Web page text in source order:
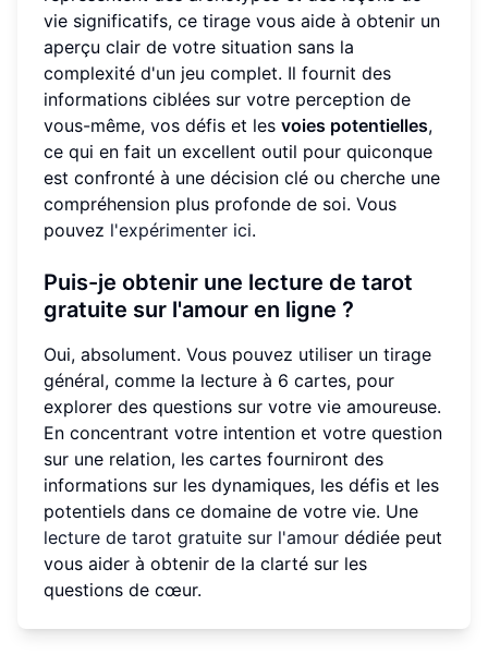
vie significatifs, ce tirage vous aide à obtenir un
aperçu clair de votre situation sans la
complexité d'un jeu complet. Il fournit des
informations ciblées sur votre perception de
vous-même, vos défis et les voies potentielles,
ce qui en fait un excellent outil pour quiconque
est confronté à une décision clé ou cherche une
compréhension plus profonde de soi. Vous
pouvez l'expérimenter ici.
Puis-je obtenir une lecture de tarot
gratuite sur l'amour en ligne ?
Oui, absolument. Vous pouvez utiliser un tirage
général, comme la lecture à 6 cartes, pour
explorer des questions sur votre vie amoureuse.
En concentrant votre intention et votre question
sur une relation, les cartes fourniront des
informations sur les dynamiques, les défis et les
potentiels dans ce domaine de votre vie. Une
lecture de tarot gratuite sur l'amour dédiée peut
vous aider à obtenir de la clarté sur les
questions de cœur.